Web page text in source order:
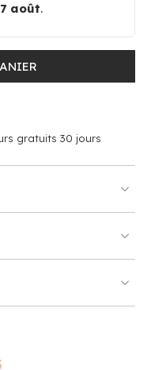
août.
gratuits 30 jours